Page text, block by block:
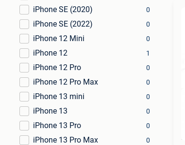
iPhone SE (2020) 0
iPhone SE (2022) 0
iPhone 12 Mini 0
iPhone 12 1
iPhone 12 Pro 0
iPhone 12 Pro Max 0
iPhone 13 mini 0
iPhone 13 0
iPhone 13 Pro 0
iPhone 13 Pro Max 0